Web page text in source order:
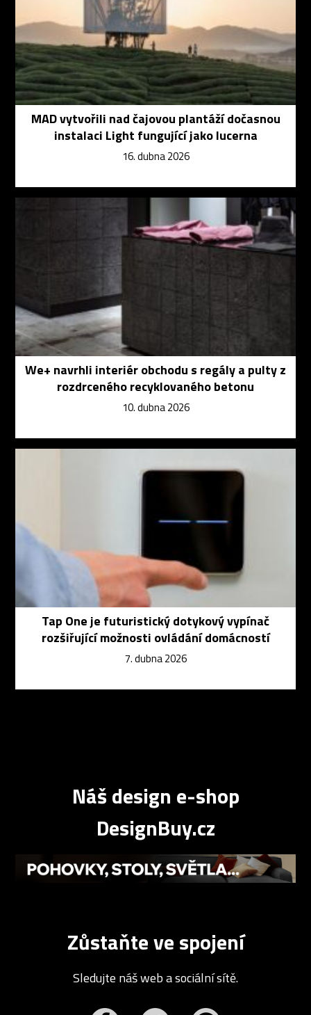
MAD vytvořili nad čajovou plantáží dočasnou
instalaci Light fungující jako lucerna
16. dubna 2026
We+ navrhli interiér obchodu s regály a pulty z
rozdrceného recyklovaného betonu
10. dubna 2026
Tap One je futuristický dotykový vypínač
rozšiřující možnosti ovládání domácností
7. dubna 2026
Náš design e-shop
DesignBuy.cz
Zůstaňte ve spojení
Sledujte náš web a sociální sítě.